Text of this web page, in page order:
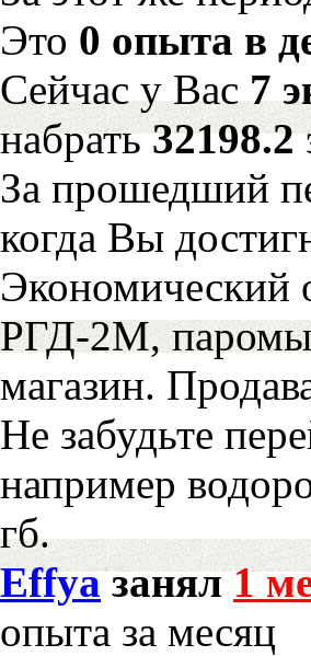
Это 0 опыта в
Сейчас у Вас7
набрать32198.2
За прошедший
когда Вы
Экономический
РГД-2М, паромы
магазин.
Не забудьте
например
гб.
Effyaзанял1
опыта за месяц